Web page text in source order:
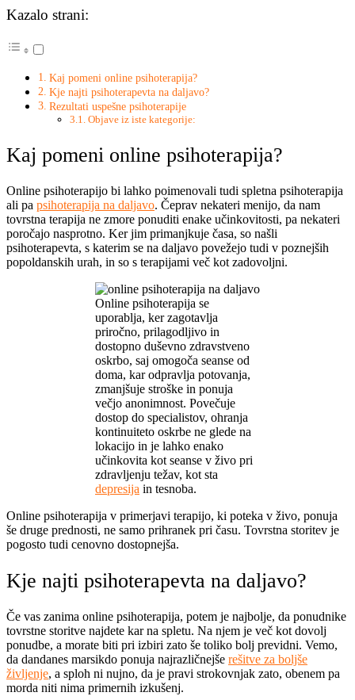
Kazalo strani:
Kaj pomeni online psihoterapija?
Kje najti psihoterapevta na daljavo?
Rezultati uspešne psihoterapije
Objave iz iste kategorije:
Kaj pomeni online psihoterapija?
Online psihoterapijo bi lahko poimenovali tudi spletna psihoterapija
ali pa psihoterapija na daljavo. Čeprav nekateri menijo, da nam
tovrstna terapija ne zmore ponuditi enake učinkovitosti, pa nekateri
poročajo nasprotno. Ker jim primanjkuje časa, so našli
psihoterapevta, s katerim se na daljavo povežejo tudi v poznejših
popoldanskih urah, in so s terapijami več kot zadovoljni.
Online psihoterapija se
uporablja, ker zagotavlja
priročno, prilagodljivo in
dostopno duševno zdravstveno
oskrbo, saj omogoča seanse od
doma, kar odpravlja potovanja,
zmanjšuje stroške in ponuja
večjo anonimnost. Povečuje
dostop do specialistov, ohranja
kontinuiteto oskrbe ne glede na
lokacijo in je lahko enako
učinkovita kot seanse v živo pri
zdravljenju težav, kot sta
depresija in tesnoba.
Online psihoterapija v primerjavi terapijo, ki poteka v živo, ponuja
še druge prednosti, ne samo prihranek pri času. Tovrstna storitev je
pogosto tudi cenovno dostopnejša.
Kje najti psihoterapevta na daljavo?
Če vas zanima online psihoterapija, potem je najbolje, da ponudnike
tovrstne storitve najdete kar na spletu. Na njem je več kot dovolj
ponudbe, a morate biti pri izbiri zato še toliko bolj previdni. Vemo,
da dandanes marsikdo ponuja najrazličnejše rešitve za boljše
življenje, a sploh ni nujno, da je pravi strokovnjak zato, obenem pa
morda niti nima primernih izkušenj.